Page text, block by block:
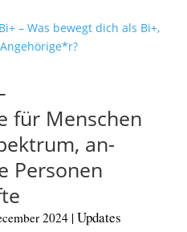
für Menschen
an-
Personen
2024| Updates